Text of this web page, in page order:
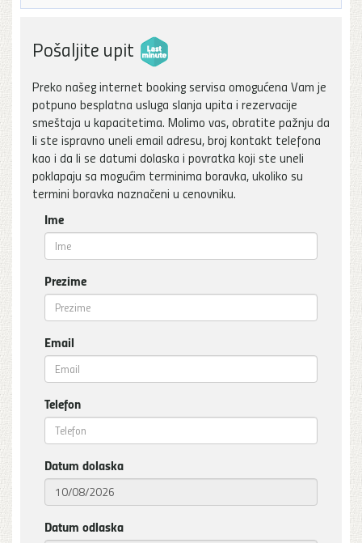
Pošaljite upit
Preko našeg internet booking servisa omogućena Vam je
potpuno besplatna usluga slanja upita i rezervacije
smeštaja u kapacitetima. Molimo vas, obratite pažnju da
li ste ispravno uneli email adresu, broj kontakt telefona
kao i da li se datumi dolaska i povratka koji ste uneli
poklapaju sa mogućim terminima boravka, ukoliko su
termini boravka naznačeni u cenovniku.
Ime
Prezime
Email
Telefon
Datum dolaska
Datum odlaska